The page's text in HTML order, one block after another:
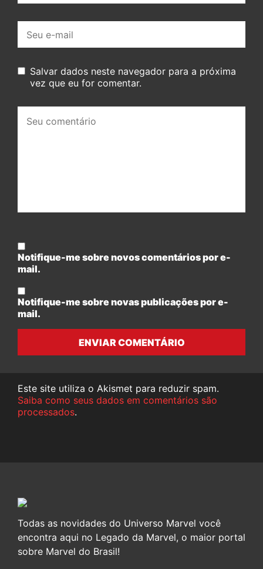
mail:
Salvar dados neste navegador para a próxima
vez que eu for comentar.
comentário:
Notifique-me sobre novos comentários por e-
mail.
Notifique-me sobre novas publicações por e-
mail.
ENVIAR COMENTÁRIO
Este site utiliza o Akismet para reduzir spam.
Saiba como seus dados em comentários são
processados.
Todas as novidades do Universo Marvel você
encontra aqui no Legado da Marvel, o maior portal
sobre Marvel do Brasil!